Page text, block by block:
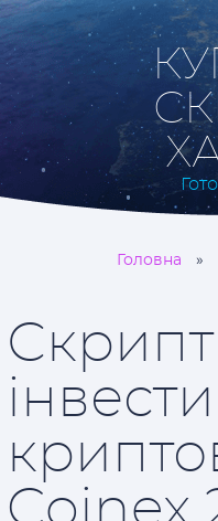
Головна
Скрипт
Coinex